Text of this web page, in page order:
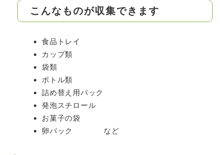
こんなものが収集できます
食品トレイ
カップ類
袋類
ボトル類
詰め替え用パック
発泡スチロール
お菓子の袋
卵パック など